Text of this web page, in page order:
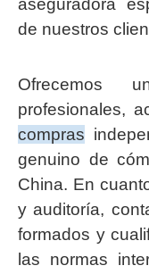
aseguradora
de nuestros
Ofrecemos
profesionales,
compras
genuino de
China. En
y auditoría,
formados y
las normas